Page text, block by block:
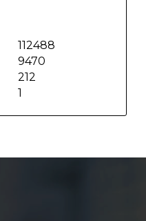
1
112488
9470
212